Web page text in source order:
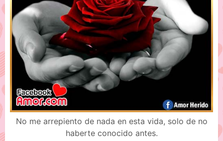
No me arrepiento de nada en esta vida, solo de no
haberte conocido antes.